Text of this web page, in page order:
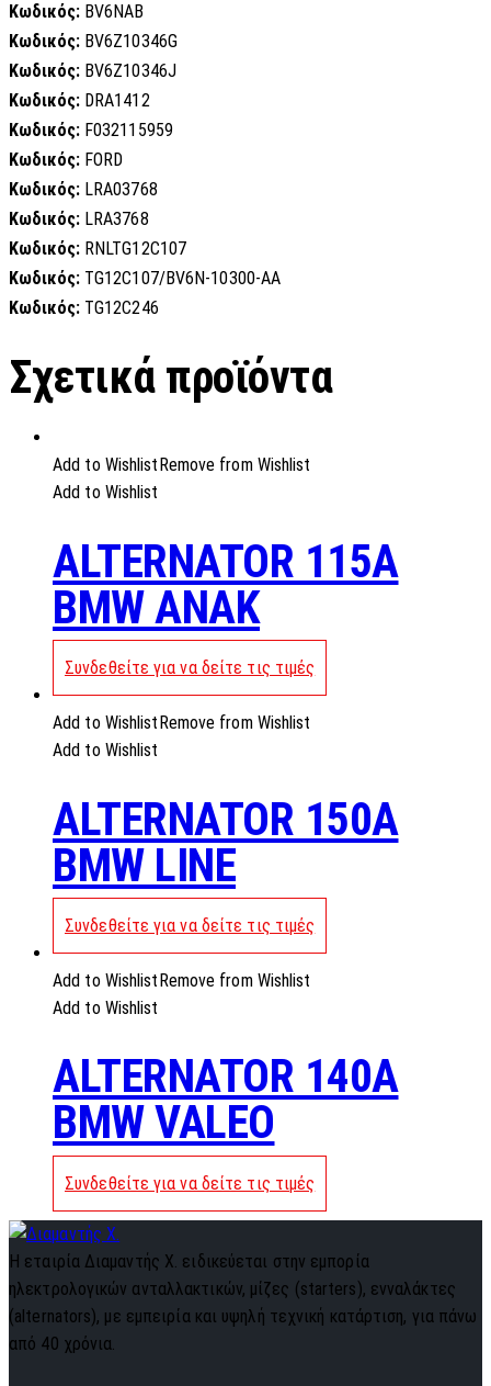
Κωδικός: BV6NAB
Κωδικός: BV6Z10346G
Κωδικός: BV6Z10346J
Κωδικός: DRA1412
Κωδικός: F032115959
Κωδικός: FORD
Κωδικός: LRA03768
Κωδικός: LRA3768
Κωδικός: RNLTG12C107
Κωδικός: TG12C107/BV6N-10300-AA
Κωδικός: TG12C246
Σχετικά προϊόντα
Add to Wishlist Remove from Wishlist
Add to Wishlist
ALTERNATOR 115A
BMW ANAK
Συνδεθείτε για να δείτε τις τιμές
Add to Wishlist Remove from Wishlist
Add to Wishlist
ALTERNATOR 150A
BMW LINE
Συνδεθείτε για να δείτε τις τιμές
Add to Wishlist Remove from Wishlist
Add to Wishlist
ALTERNATOR 140A
BMW VALEO
Συνδεθείτε για να δείτε τις τιμές
Η εταιρία Διαμαντής Χ. ειδικεύεται στην εμπορία
ηλεκτρολογικών ανταλλακτικών, μίζες (starters), ενναλάκτες
(alternators), με εμπειρία και υψηλή τεχνική κατάρτιση, για πάνω
από 40 χρόνια.